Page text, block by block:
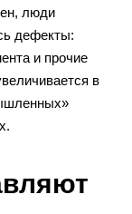
люди
дефекты:
и прочие
в